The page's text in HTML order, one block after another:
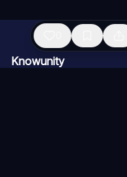
Knowunity